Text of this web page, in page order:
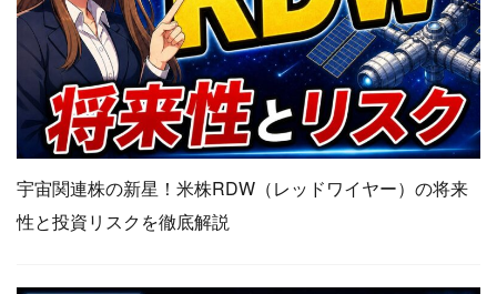
宇宙関連株の新星！米株RDW（レッドワイヤー）の将来
性と投資リスクを徹底解説